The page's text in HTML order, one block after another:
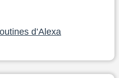
d’Alexa